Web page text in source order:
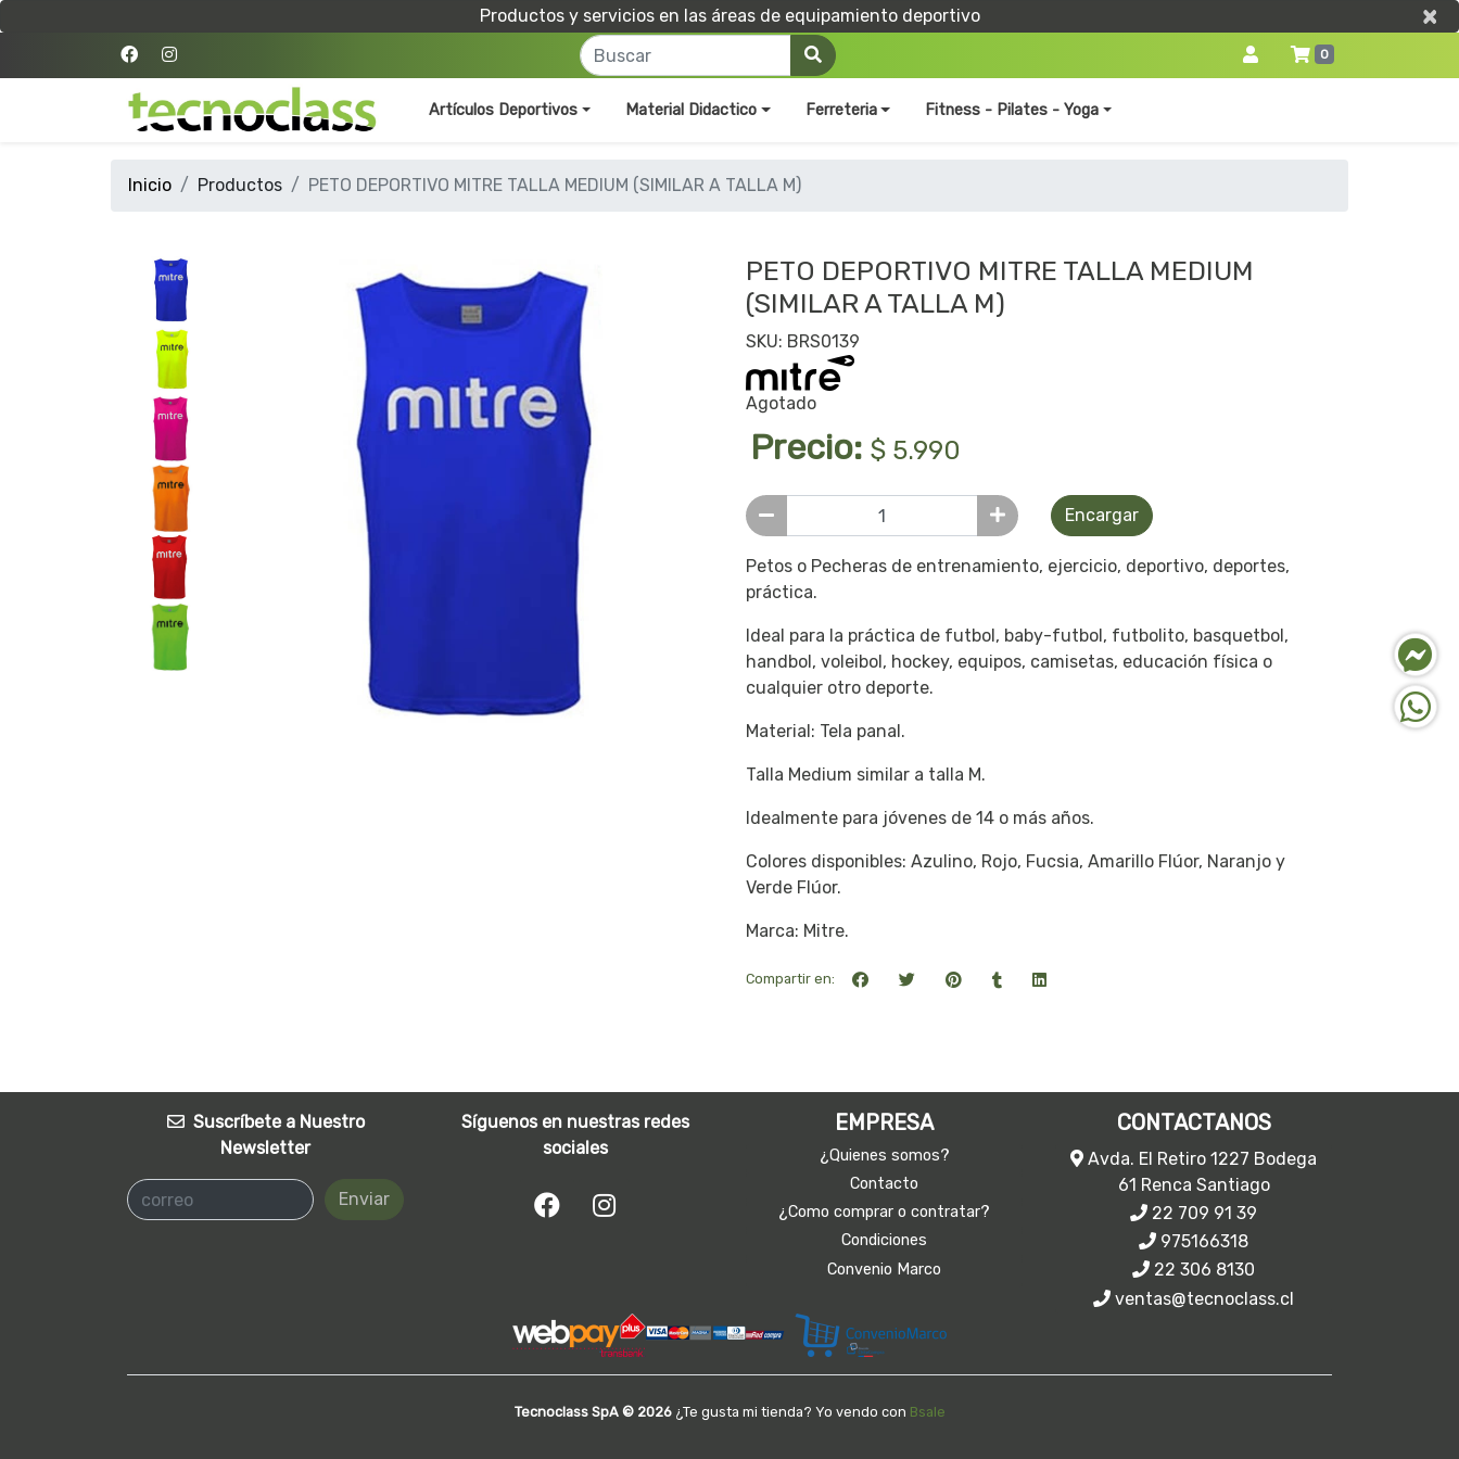
Productos y servicios en las áreas de equipamiento deportivo ×
×
0
Artículos Deportivos Material Didactico Ferreteria Fitness - Pilates - Yoga
Inicio Productos PETO DEPORTIVO MITRE TALLA MEDIUM (SIMILAR A TALLA M)
PETO DEPORTIVO MITRE TALLA MEDIUM
(SIMILAR A TALLA M)
SKU: BRS0139
Agotado
Precio: $ 5.990
Encargar
Petos o Pecheras de entrenamiento, ejercicio, deportivo, deportes,
práctica.
Ideal para la práctica de futbol, baby-futbol, futbolito, basquetbol,
handbol, voleibol, hockey, equipos, camisetas, educación física o
cualquier otro deporte.
Material: Tela panal.
Talla Medium similar a talla M.
Idealmente para jóvenes de 14 o más años.
Colores disponibles: Azulino, Rojo, Fucsia, Amarillo Flúor, Naranjo y
Verde Flúor.
Marca: Mitre.
Compartir en:
Suscríbete a Nuestro
Newsletter
Enviar
Síguenos en nuestras redes
sociales
EMPRESA
¿Quienes somos?
Contacto
¿Como comprar o contratar?
Condiciones
Convenio Marco
CONTACTANOS
Avda. El Retiro 1227 Bodega
61 Renca Santiago
22 709 91 39
975166318
22 306 8130
ventas@tecnoclass.cl
Tecnoclass SpA © 2026¿Te gusta mi tienda? Yo vendo con Bsale